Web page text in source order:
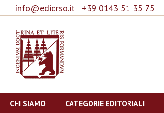
info@ediorso.it +39 0143 51 35 75
al
contenuto
CHI SIAMO CATEGORIE EDITORIALI